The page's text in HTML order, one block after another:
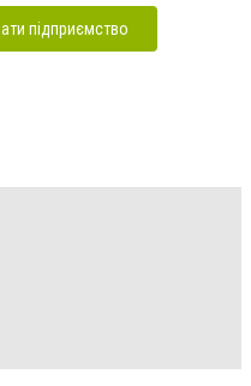
підприємство